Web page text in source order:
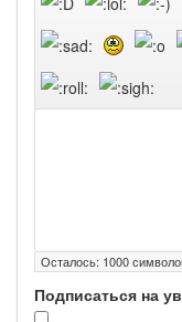
Осталось: 1000
Подписаться на